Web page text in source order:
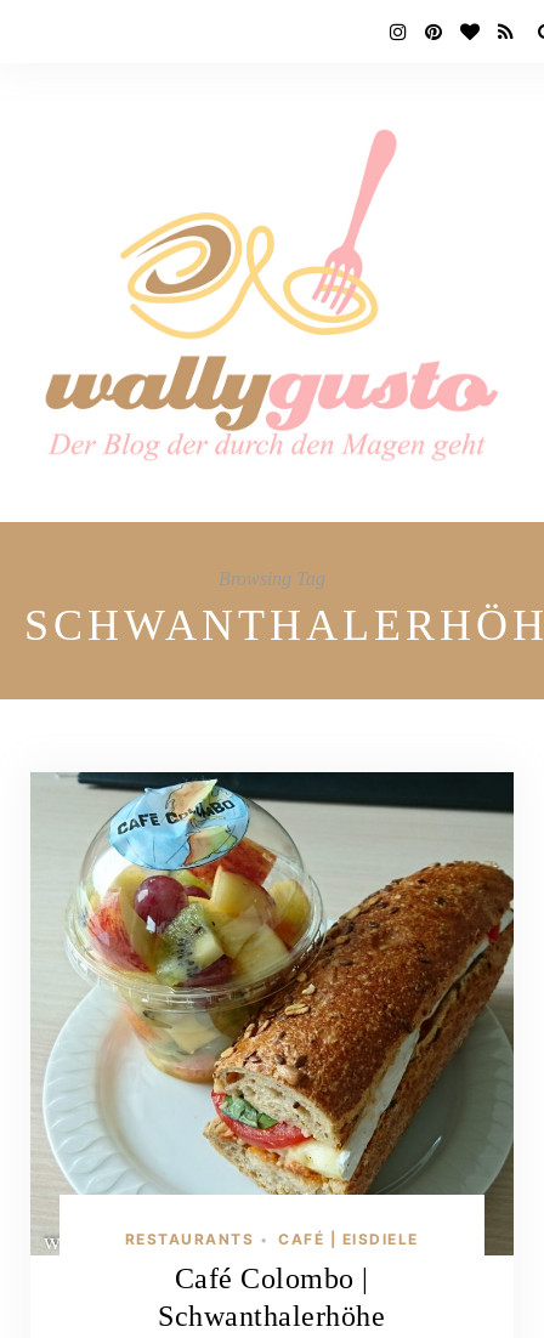
Browsing Tag
RESTAURANTS • CAFÉ | EISDIELE
Café Colombo |
Schwanthalerhöhe